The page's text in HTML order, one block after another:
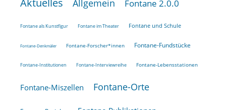
Aktuelles Allgemein Fontane 2.0.0
Fontane als Kunstfigur Fontane im Theater Fontane und Schule
Fontane-Denkmäler Fontane-Forscher*innen Fontane-Fundstücke
Fontane-Institutionen Fontane-Interviewreihe Fontane-Lebensstationen
Fontane-Miszellen Fontane-Orte